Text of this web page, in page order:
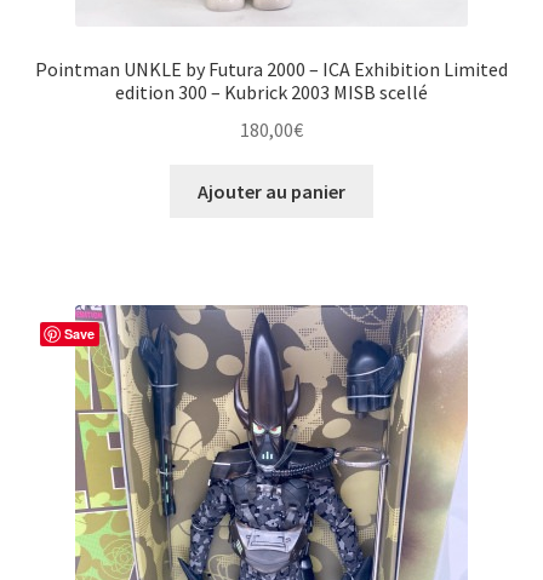
Pointman UNKLE by Futura 2000 – ICA Exhibition Limited
edition 300 – Kubrick 2003 MISB scellé
180,00€
Ajouter au panier
Save